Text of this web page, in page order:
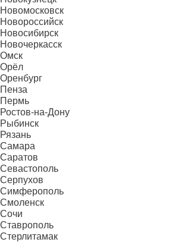
Новомосковск
Новороссийск
Новосибирск
Новочеркасск
Омск
Орёл
Оренбург
Пенза
Пермь
Ростов-на-Дону
Рыбинск
Рязань
Самара
Саратов
Севастополь
Серпухов
Симферополь
Смоленск
Сочи
Ставрополь
Стерлитамак